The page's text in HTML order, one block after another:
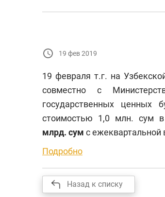
19 фев 2019
19 февраля т.г. на
совместно с
государственных ценных
стоимостью 1,0 млн. сум
млрд. сум с ежеквартальной
Подробно
Назад к списку